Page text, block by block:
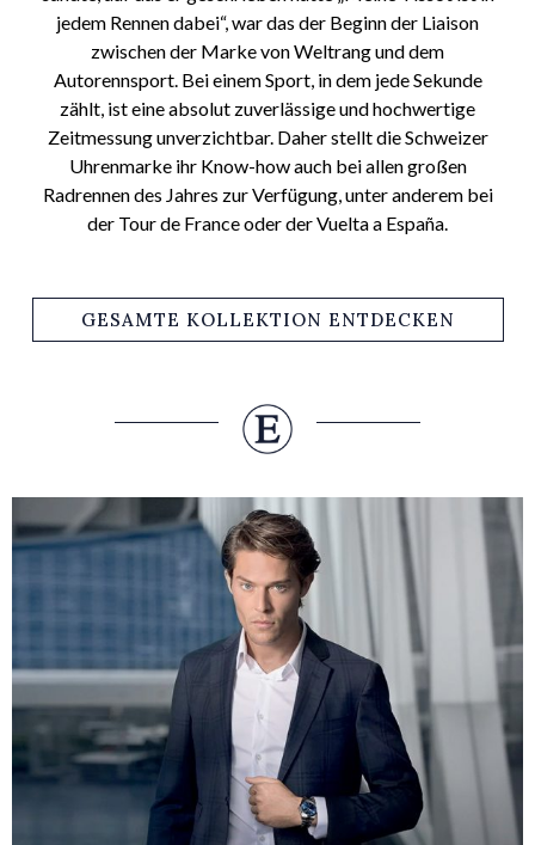
jedem Rennen dabei“, war das der Beginn der Liaison
zwischen der Marke von Weltrang und dem
Autorennsport. Bei einem Sport, in dem jede Sekunde
zählt, ist eine absolut zuverlässige und hochwertige
Zeitmessung unverzichtbar. Daher stellt die Schweizer
Uhrenmarke ihr Know-how auch bei allen großen
Radrennen des Jahres zur Verfügung, unter anderem bei
der Tour de France oder der Vuelta a España.
GESAMTE KOLLEKTION ENTDECKEN